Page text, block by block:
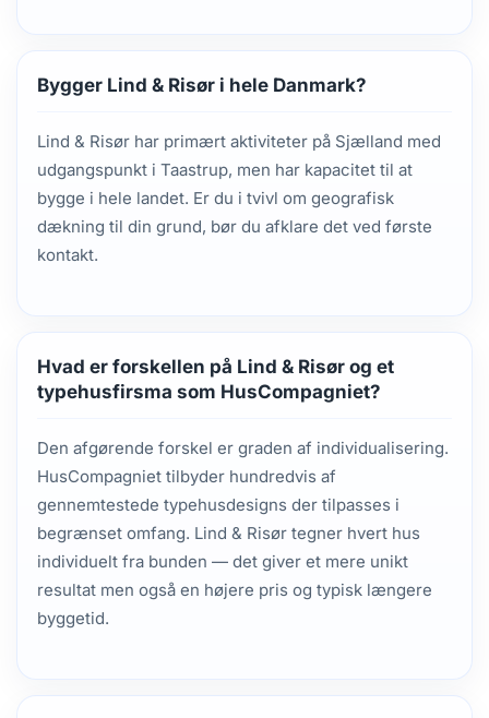
Bygger Lind & Risør i hele Danmark?
Lind & Risør har primært aktiviteter på Sjælland med
udgangspunkt i Taastrup, men har kapacitet til at
bygge i hele landet. Er du i tvivl om geografisk
dækning til din grund, bør du afklare det ved første
kontakt.
Hvad er forskellen på Lind & Risør og et
typehusfirsma som HusCompagniet?
Den afgørende forskel er graden af individualisering.
HusCompagniet tilbyder hundredvis af
gennemtestede typehusdesigns der tilpasses i
begrænset omfang. Lind & Risør tegner hvert hus
individuelt fra bunden — det giver et mere unikt
resultat men også en højere pris og typisk længere
byggetid.